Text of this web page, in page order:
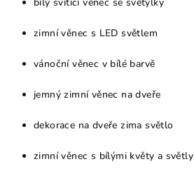
zimní věnec s LED světlem
vánoční věnec v bílé barvě
jemný zimní věnec na dveře
dekorace na dveře zima světlo
zimní věnec s bílými květy a světly